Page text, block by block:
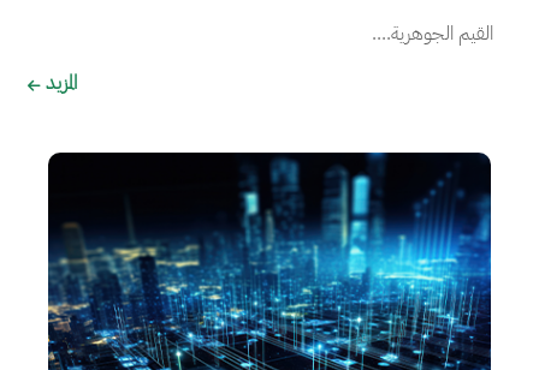
‏القيم الجوهرية....‏
المزيد
الصورة